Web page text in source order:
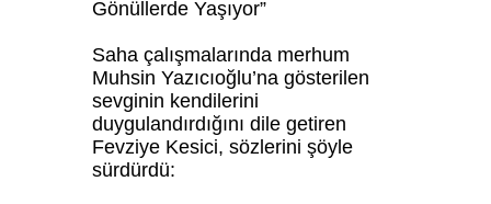
Gönüllerde Yaşıyor”
Saha çalışmalarında merhum
Muhsin Yazıcıoğlu’na gösterilen
sevginin kendilerini
duygulandırdığını dile getiren
Fevziye Kesici, sözlerini şöyle
sürdürdü: